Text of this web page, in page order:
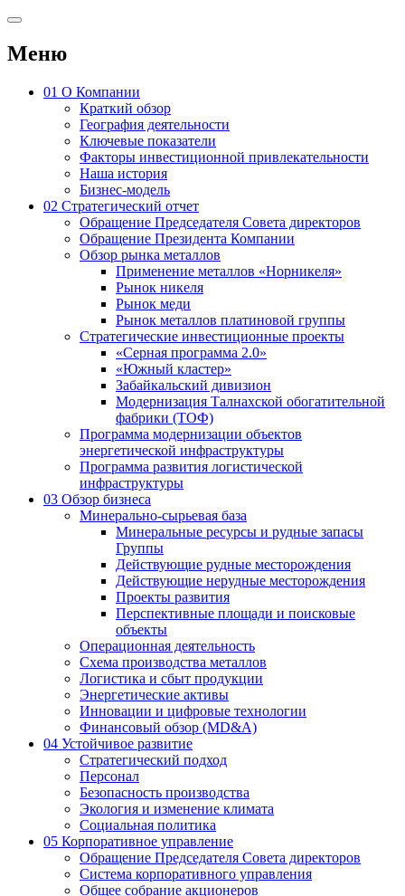
Меню
01 О Компании
Краткий обзор
География деятельности
Ключевые показатели
Факторы инвестиционной привлекательности
Наша история
Бизнес-модель
02 Стратегический отчет
Обращение Председателя Совета директоров
Обращение Президента Компании
Обзор рынка металлов
Применение металлов «Норникеля»
Рынок никеля
Рынок меди
Рынок металлов платиновой группы
Стратегические инвестиционные проекты
«Серная программа 2.0»
«Южный кластер»
Забайкальский дивизион
Модернизация Талнахской обогатительной
фабрики (ТОФ)
Программа модернизации объектов
энергетической инфраструктуры
Программа развития логистической
инфраструктуры
03 Обзор бизнеса
Минерально-сырьевая база
Минеральные ресурсы и рудные запасы
Группы
Действующие рудные месторождения
Действующие нерудные месторождения
Проекты развития
Перспективные площади и поисковые
объекты
Операционная деятельность
Схема производства металлов
Логистика и сбыт продукции
Энергетические активы
Инновации и цифровые технологии
Финансовый обзор (MD&A)
04 Устойчивое развитие
Стратегический подход
Персонал
Безопасность производства
Экология и изменение климата
Социальная политика
05 Корпоративное управление
Обращение Председателя Совета директоров
Система корпоративного управления
Общее собрание акционеров